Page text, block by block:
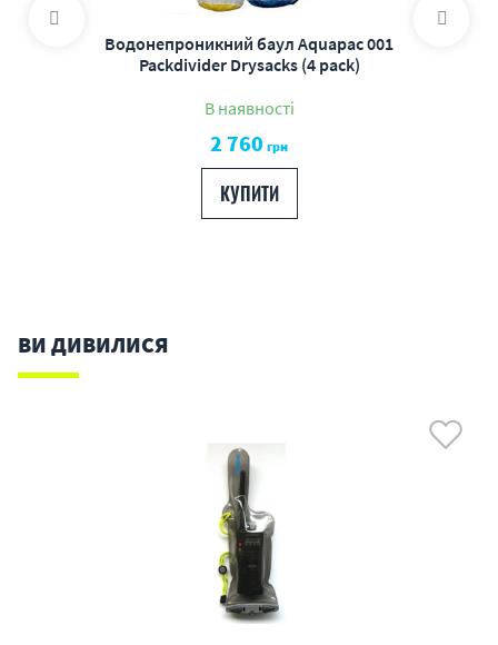
Водонепроникний баул Aquapac 001
Packdivider Drysacks (4 pack)
В наявності
2 760 грн
КУПИТИ
ВИ ДИВИЛИСЯ